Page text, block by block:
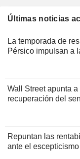
Últimas noticias
La temporada de
Pérsico impulsan a
Wall Street apunta
recuperación del
Repuntan las
ante el